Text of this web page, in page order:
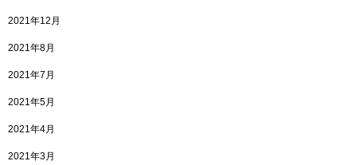
2021年12月
2021年8月
2021年7月
2021年5月
2021年4月
2021年3月